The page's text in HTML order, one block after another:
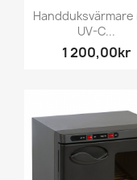
Handduksvärmare
UV-C...
1 200,00kr